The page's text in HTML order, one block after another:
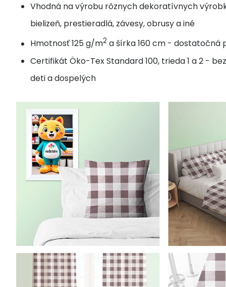
Vhodná na výrobu rôznych dekoratívnych
bielizeň, prestieradlá, závesy, obrusy a iné
Hmotnosť 125 g/m2 a šírka 160 cm - dostatočná
Certifikát Öko-Tex Standard 100, trieda 1 a 2 -
deti a dospelých